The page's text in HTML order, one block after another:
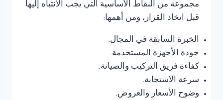
مجموعة من النقاط الأساسية التي يجب الانتباه إليها
قبل اتخاذ القرار، ومن أهمها:
الخبرة السابقة في المجال.
جودة الأجهزة المستخدمة.
كفاءة فريق التركيب والصيانة.
سرعة الاستجابة.
وضوح الأسعار والعروض.